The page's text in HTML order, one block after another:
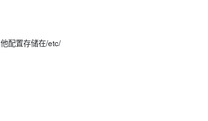
配置存储在/etc/